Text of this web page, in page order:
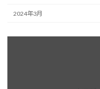
2024年3月